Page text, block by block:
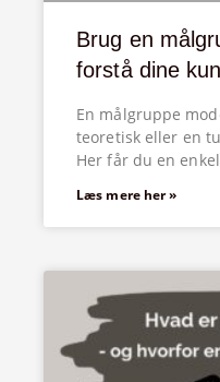
Brug en
forstå dine
En målgruppe
teoretisk eller en
Her får du en
Læs mere her »